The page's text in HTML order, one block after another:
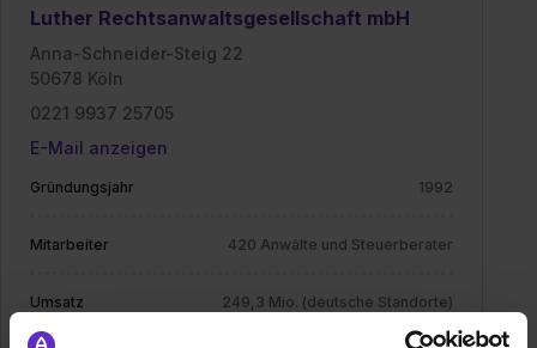
Luther Rechtsanwaltsgesellschaft mbH
Anna-Schneider-Steig 22
50678 Köln
0221 9937 25705
E-Mail anzeigen
Gründungsjahr 1992
Mitarbeiter 420 Anwälte und Steuerberater
Umsatz 249,3 Mio. (deutsche Standorte)